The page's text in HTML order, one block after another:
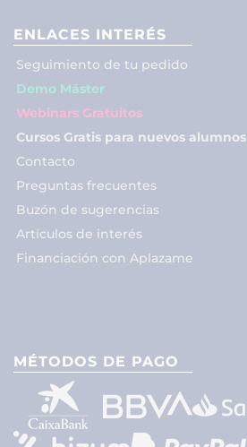
ENLACES INTERÉS
Seguimiento de tu pedido
Demo Máster
Webinars Gratuitos
Cursos Gratis para nuevos alumnos
Contacto
Preguntas frecuentes
Buzón de sugerencias
Artículos de interés
Financiación con Aplazame
MÉTODOS DE PAGO